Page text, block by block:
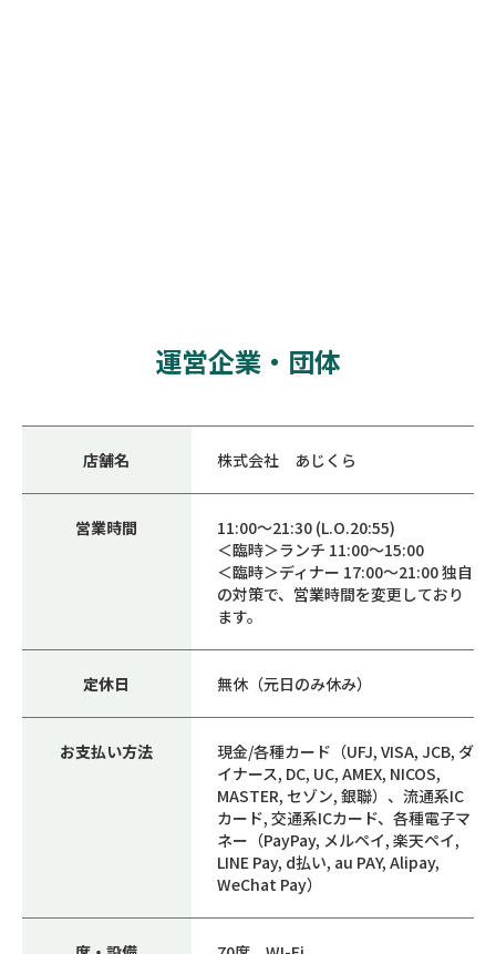
運営企業・団体
店舗名 株式会社 あじくら
営業時間
11:00～21:30 (L.O.20:55)
＜臨時＞ランチ 11:00～15:00
＜臨時＞ディナー 17:00～21:00 独自
の対策で、営業時間を変更しており
ます。
定休日 無休（元日のみ休み）
お支払い方法
現金/各種カード（UFJ, VISA, JCB, ダ
イナース, DC, UC, AMEX, NICOS,
MASTER, セゾン, 銀聯）、流通系IC
カード, 交通系ICカード、各種電子マ
ネー（PayPay, メルペイ, 楽天ペイ,
LINE Pay, d払い, au PAY, Alipay,
WeChat Pay）